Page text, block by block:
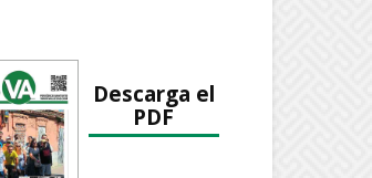
Descarga el
PDF